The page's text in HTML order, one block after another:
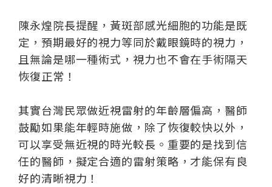
陳永煌院長提醒，黃斑部感光細胞的功能是既
定，預期最好的視力等同於戴眼鏡時的視力，
且無論是哪一種術式，視力也不會在手術隔天
恢復正常！
其實台灣民眾做近視雷射的年齡層偏高，醫師
鼓勵如果能年輕時施做，除了恢復較快以外，
可以享受無近視的時光較長。重要的是找到信
任的醫師，擬定合適的雷射策略，才能保有良
好的清晰視力！